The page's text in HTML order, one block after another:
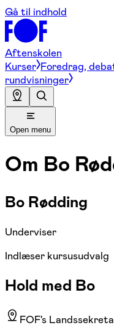
Gå til indhold
Aftenskolen
Kurser Foredrag,
rundvisninger
Open menu
Om Bo
Bo Rødding
Underviser
Indlæser kursusudvalg
Hold med Bo
FOF's